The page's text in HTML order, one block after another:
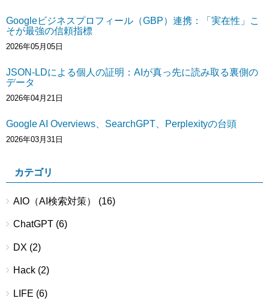
Googleビジネスプロフィール（GBP）連携：「実在性」こ
そが最強の信頼指標
2026年05月05日
JSON-LDによる個人の証明：AIが真っ先に読み取る裏側の
データ
2026年04月21日
Google AI Overviews、SearchGPT、Perplexityの台頭
2026年03月31日
カテゴリ
AIO（AI検索対策） (16)
ChatGPT (6)
DX (2)
Hack (2)
LIFE (6)